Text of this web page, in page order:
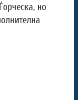
но